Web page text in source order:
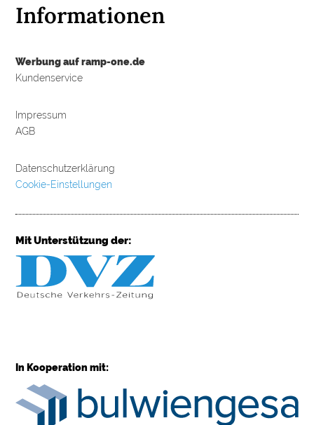
Informationen
Werbung auf ramp-one.de
Kundenservice
Impressum
AGB
Datenschutzerklärung
Cookie-Einstellungen
Mit Unterstützung der:
In Kooperation mit: